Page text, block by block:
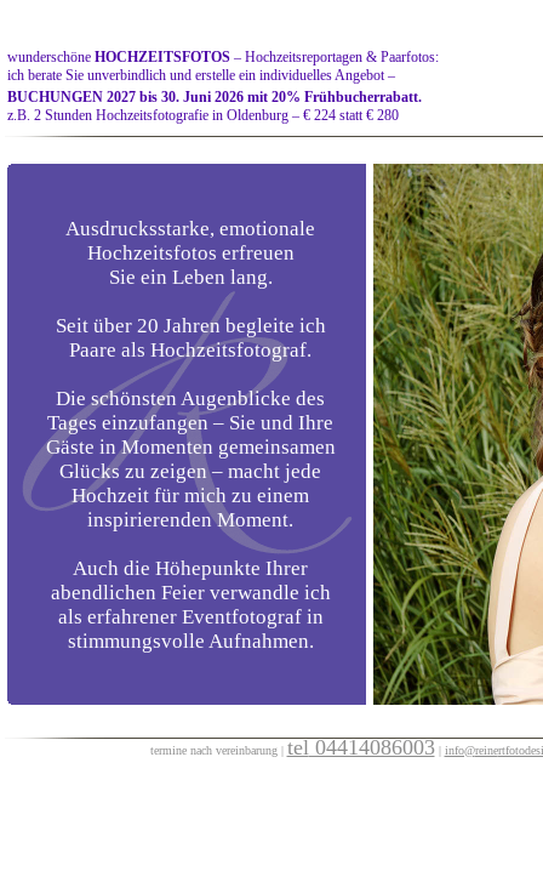
wunderschöne HOCHZEITSFOTOS – Hochzeitsreportagen & Paarfotos:
ich berate Sie unverbindlich und erstelle ein individuelles Angebot –
BUCHUNGEN 2027 bis 30. Juni 2026 mit 20% Frühbucherrabatt.
z.B. 2 Stunden Hochzeitsfotografie in Oldenburg – € 224 statt € 280
Ausdrucksstarke, emotionale
Hochzeitsfotos erfreuen
Sie ein Leben lang.
Seit über 20 Jahren begleite ich
Paare als Hochzeitsfotograf.
Die schönsten Augenblicke des
Tages einzufangen – Sie und Ihre
Gäste in Momenten gemeinsamen
Glückszu zeigen – macht jede
Hochzeit für mich zu einem
inspirierenden Moment.
Auch die Höhepunkte Ihrer
abendlichen Feier verwandle ich
als erfahrener Eventfotograf in
stimmungsvolle Aufnahmen.
termine nach vereinbarung| tel04414086003| info@reine